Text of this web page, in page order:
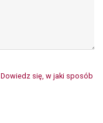
Dowiedz się, w jaki sposób